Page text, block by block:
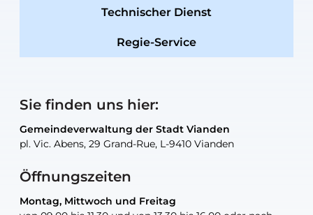
Technischer Dienst
Regie-Service
Sie finden uns hier:
Gemeindeverwaltung der Stadt Vianden
pl. Vic. Abens, 29 Grand-Rue, L-9410 Vianden
Öffnungszeiten
Montag, Mittwoch und Freitag
Gemeindeverwaltung der Stadt Vianden
pl. Vic. Abens, 29 Grand-Rue, L-9410 Vianden
Montag, Mittwoch und Freitag
Gemeindeverwaltung der Stadt Vianden
pl. Vic. Abens, 29 Grand-Rue, L-9410 Vianden
nur nach Vereinbarung
Gemeindeverwaltung der Stadt Vianden
pl. Vic. Abens, 29 Grand-Rue, L-9410 Vianden
nur nach Vereinbarung
Gemeindewerkstatt der Stadt Vianden
30, rue Neugarten, L-9422 Vianden
nur nach Vereinbarung